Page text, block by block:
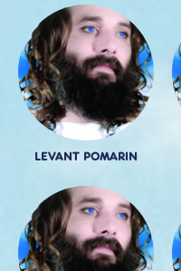
LEVANT POMARIN